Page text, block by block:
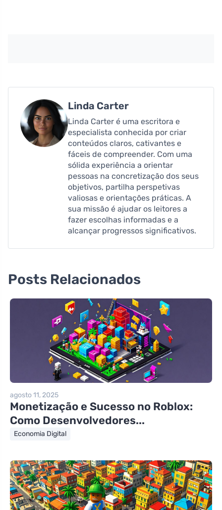
Linda Carter
Linda Carter é uma escritora e
especialista conhecida por criar
conteúdos claros, cativantes e
fáceis de compreender. Com uma
sólida experiência a orientar
pessoas na concretização dos seus
objetivos, partilha perspetivas
valiosas e orientações práticas. A
sua missão é ajudar os leitores a
fazer escolhas informadas e a
alcançar progressos significativos.
Posts Relacionados
agosto 11, 2025
Monetização e Sucesso no Roblox:
Como Desenvolvedores...
Economia Digital